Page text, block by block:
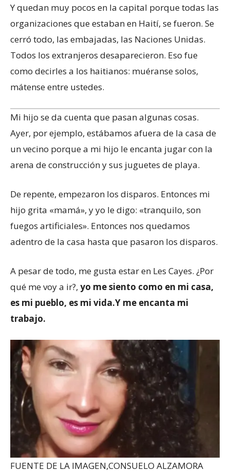
Y quedan muy pocos en la capital porque todas las
organizaciones que estaban en Haití, se fueron. Se
cerró todo, las embajadas, las Naciones Unidas.
Todos los extranjeros desaparecieron. Eso fue
como decirles a los haitianos: muéranse solos,
mátense entre ustedes.
Mi hijo se da cuenta que pasan algunas cosas.
Ayer, por ejemplo, estábamos afuera de la casa de
un vecino porque a mi hijo le encanta jugar con la
arena de construcción y sus juguetes de playa.
De repente, empezaron los disparos. Entonces mi
hijo grita «mamá», y yo le digo: «tranquilo, son
fuegos artificiales». Entonces nos quedamos
adentro de la casa hasta que pasaron los disparos.
A pesar de todo, me gusta estar en Les Cayes. ¿Por
qué me voy a ir?, yo me siento como en mi casa,
es mi pueblo, es mi vida.Y me encanta mi
trabajo.
FUENTE DE LA IMAGEN,CONSUELO ALZAMORA